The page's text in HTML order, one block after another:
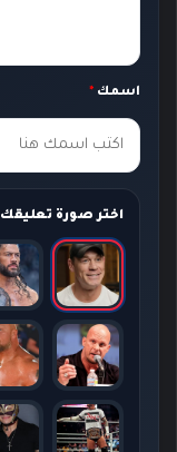
ك
*اسمك *
اختر صورة تعليقك